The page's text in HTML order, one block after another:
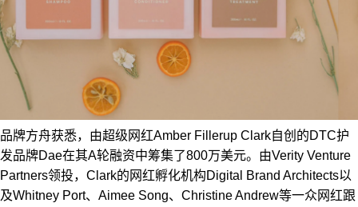
品牌方舟获悉，由超级网红Amber Fillerup Clark自创的DTC护
发品牌Dae在其A轮融资中筹集了800万美元。由Verity Venture
Partners领投，Clark的网红孵化机构Digital Brand Architects以
及Whitney Port、Aimee Song、Christine Andrew等一众网红跟